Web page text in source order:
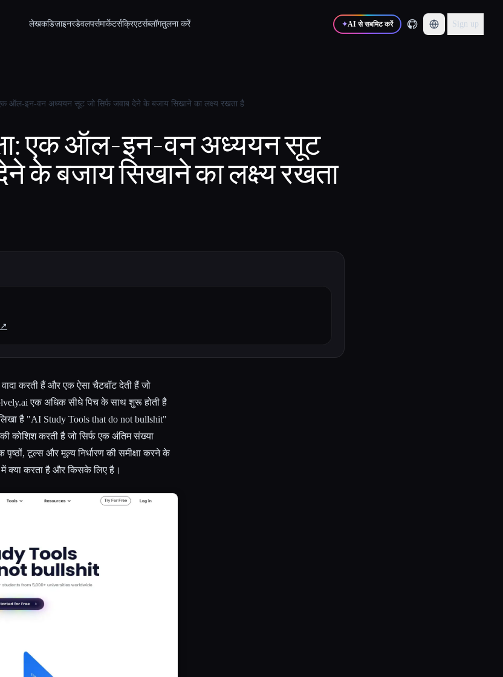
लेखकडिज़ाइनरडेवलपर्समार्केटर्सक्रिएटर्सब्लॉगतुलना करें ✦AI से सबमिट करें Sign up
ऑल-इन-वन अध्ययन सूट जो सिर्फ जवाब देने के बजाय सिखाने का लक्ष्य रखता है
एक ऑल-इन-वन अध्ययन सूट
के बजाय सिखाने का लक्ष्य रखता
↗︎
करती हैं और एक ऐसा चैटबॉट देती हैं जो
एक अधिक सीधे पिच के साथ शुरू होती है
है "AI Study Tools that do not bullshit"
करती है जो सिर्फ एक अंतिम संख्या
टूल्स और मूल्य निर्धारण की समीक्षा करने के
में क्या करता है और किसके लिए है।